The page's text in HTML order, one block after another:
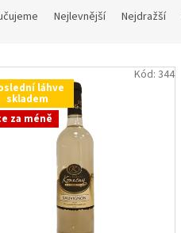
Nejlevnější Nejdražší
láhve
skladem
za méně
Kód: 344